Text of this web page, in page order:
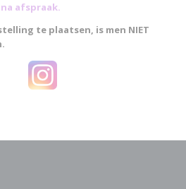
afspraak.
te plaatsen, is men NIET